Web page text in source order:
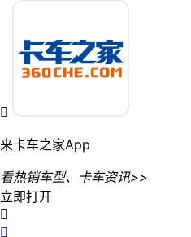

来卡车之家App
看热销车型、卡车资讯>>
立即打开

